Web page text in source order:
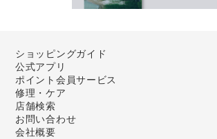
ショッピングガイド
公式アプリ
ポイント会員サービス
修理・ケア
店舗検索
お問い合わせ
会社概要